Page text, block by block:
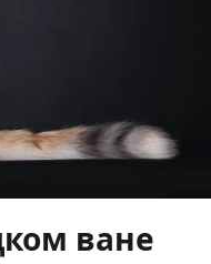
ване